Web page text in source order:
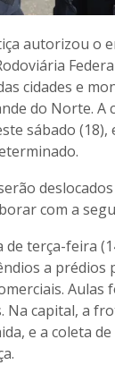
autorizou o
cidades e
do Norte. A
sábado (18),
com a
de terça-feira
a prédios
Aulas
Na capital, a
e a coleta